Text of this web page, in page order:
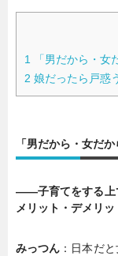
1
「男だから・女
2 娘だったら戸惑
「男だから・女だ
――子育てをする上
メリット・デメリッ
みっつん ：日本だ